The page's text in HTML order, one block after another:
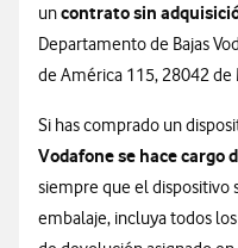
uncontrato sin
Departamento de Bajas
de América 115, 28042 de
Si has comprado un
Vodafone se hace cargo
siempre que el dispositivo
embalaje, incluya todos